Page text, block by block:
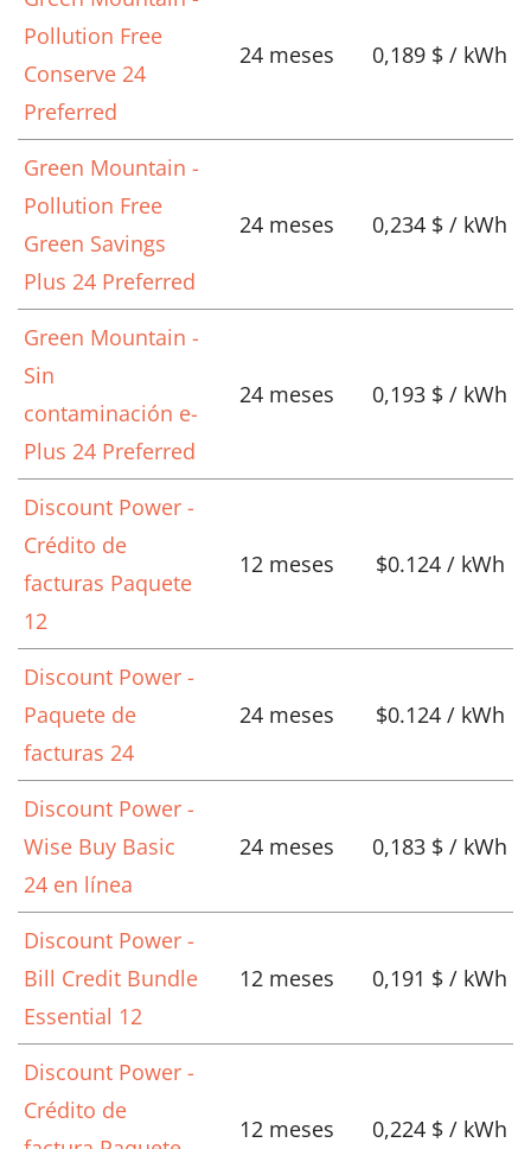
Pollution Free
Conserve 24
Preferred
24 meses 0,189 $ / kWh
Green Mountain -
Pollution Free
Green Savings
Plus 24 Preferred
24 meses 0,234 $ / kWh
Green Mountain -
Sin
contaminación e-
Plus 24 Preferred
24 meses 0,193 $ / kWh
Discount Power -
Crédito de
facturas Paquete
12
12 meses $0.124 / kWh
Discount Power -
Paquete de
facturas 24
24 meses $0.124 / kWh
Discount Power -
Wise Buy Basic
24 en línea
24 meses 0,183 $ / kWh
Discount Power -
Bill Credit Bundle
Essential 12
12 meses 0,191 $ / kWh
Discount Power -
Crédito de
12 meses 0,224 $ / kWh